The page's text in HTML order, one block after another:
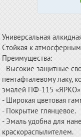
Универсальная
Стойкая к
Преимущества:
- Высокие защитные
пентафталевому лаку,
эмалей ПФ-115
- Широкая цветовая
- Покрытие глянцевое.
- Эмаль удобна для
краскораспылителем.